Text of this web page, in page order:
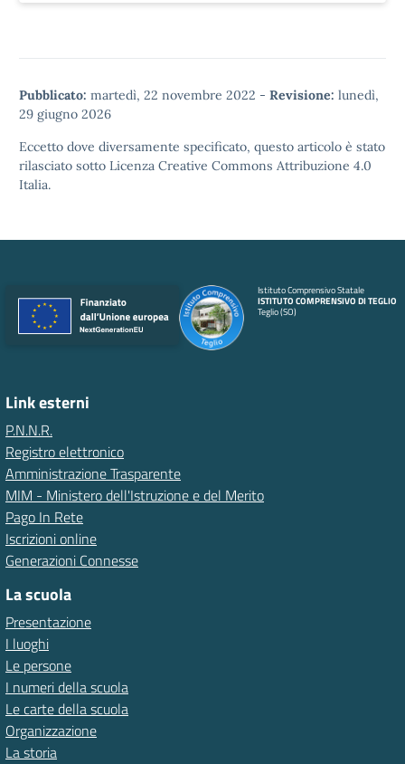
Pubblicato: martedì, 22 novembre 2022 - Revisione: lunedì,
29 giugno 2026
Eccetto dove diversamente specificato, questo articolo è stato
rilasciato sotto Licenza Creative Commons Attribuzione 4.0
Italia.
Istituto Comprensivo Statale
ISTITUTO COMPRENSIVO DI TEGLIO
Teglio (SO)
Link esterni
P.N.N.R.
Registro elettronico
Amministrazione Trasparente
MIM - Ministero dell'Istruzione e del Merito
Pago In Rete
Iscrizioni online
Generazioni Connesse
La scuola
Presentazione
I luoghi
Le persone
I numeri della scuola
Le carte della scuola
Organizzazione
La storia